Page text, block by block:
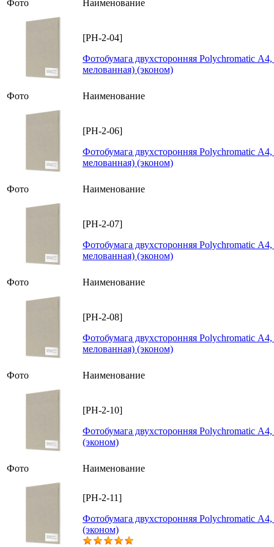
Фото Наименование
[PH-2-04]
Фотобумага двухсторонняя Polychromatic
мелованная) (эконом)
Фото Наименование
[PH-2-06]
Фотобумага двухсторонняя Polychromatic
мелованная) (эконом)
Фото Наименование
[PH-2-07]
Фотобумага двухсторонняя Polychromatic
мелованная) (эконом)
Фото Наименование
[PH-2-08]
Фотобумага двухсторонняя Polychromatic
мелованная) (эконом)
Фото Наименование
[PH-2-10]
Фотобумага двухсторонняя Polychromatic
(эконом)
Фото Наименование
[PH-2-11]
Фотобумага двухсторонняя Polychromatic
(эконом)
Голосов: 1